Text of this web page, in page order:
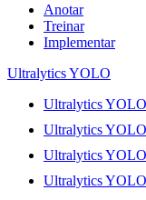
Anotar
Treinar
Implementar
Ultralytics YOLO
Ultralytics
Ultralytics
Ultralytics
Ultralytics